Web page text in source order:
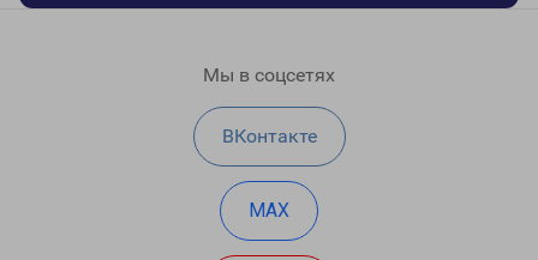
Мы в соцсетях
ВКонтакте
MAX